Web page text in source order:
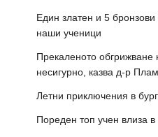
Един златен и 5
наши ученици
Прекаленото обгрижване
несигурно, казва д-р
Летни приключения в
Пореден топ учен влиза